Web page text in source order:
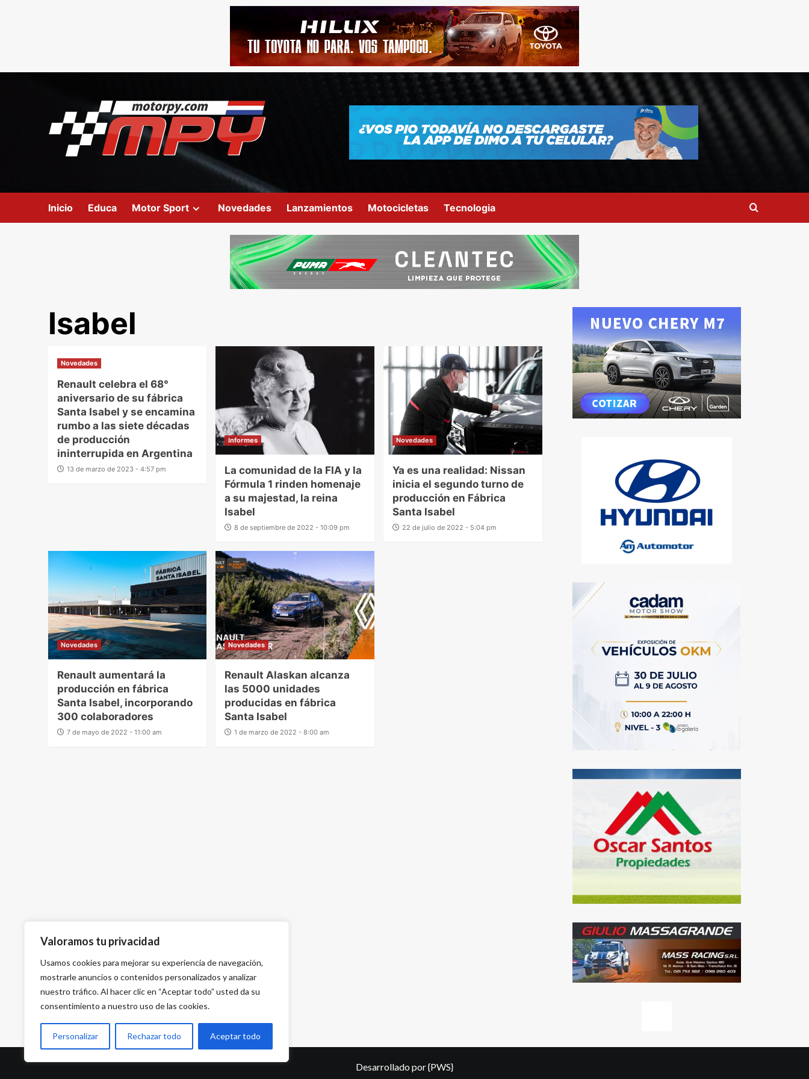
Valoramos tu privacidad
Usamos cookies para mejorar su experiencia de navegación,
mostrarle anuncios o contenidos personalizados y analizar
nuestro tráfico. Al hacer clic en “Aceptar todo” usted da su
consentimiento a nuestro uso de las cookies.
Personalizar Rechazar todo Aceptar todo
Inicio Educa Motor Sport Novedades Lanzamientos Motocicletas Tecnologia
Isabel
Novedades
Renault celebra el 68°
aniversario de su fábrica
Santa Isabel y se encamina
rumbo a las siete décadas
de producción
ininterrupida en Argentina
13 de marzo de 2023 - 4:57 pm
Informes
La comunidad de la FIA y la
Fórmula 1 rinden homenaje
a su majestad, la reina
Isabel
8 de septiembre de 2022 - 10:09 pm
Novedades
Ya es una realidad: Nissan
inicia el segundo turno de
producción en Fábrica
Santa Isabel
22 de julio de 2022 - 5:04 pm
Novedades
Renault aumentará la
producción en fábrica
Santa Isabel, incorporando
300 colaboradores
7 de mayo de 2022 - 11:00 am
Novedades
Renault Alaskan alcanza
las 5000 unidades
producidas en fábrica
Santa Isabel
1 de marzo de 2022 - 8:00 am
Desarrollado por{PWS}